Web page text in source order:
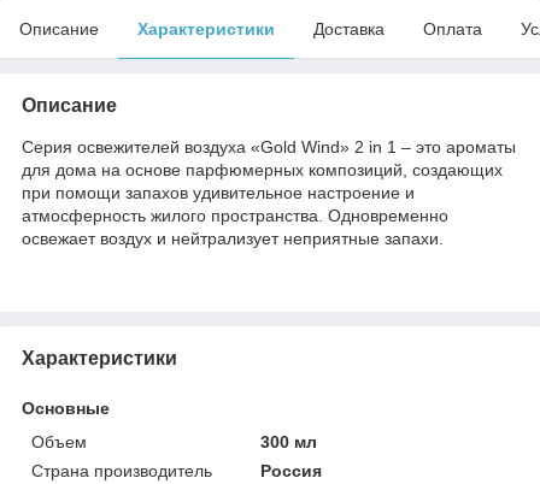
Описание Характеристики Доставка Оплата
Описание
Серия освежителей воздуха «Gold Wind» 2 in 1 – это ароматы
для дома на основе парфюмерных композиций, создающих
при помощи запахов удивительное настроение и
атмосферность жилого пространства. Одновременно
освежает воздух и нейтрализует неприятные запахи.
Характеристики
Основные
Объем
300 мл
Страна производитель
Россия